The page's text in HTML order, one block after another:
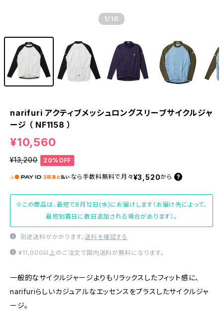
1 /10
narifuri アクティブメッシュロングスリーブサイクルジャ
ージ （ NF1158 ）
¥10,560
¥13,200 20%OFF
なら 手数料無料で 月々¥3,520から
※この商品は、最短で8月12日(水)にお届けします（お届け先によって、
最短到着日に数日追加される場合があります）。
別途送料がかかります。送料を確認する
¥11,000以上のご注文で国内送料が無料になります。
一般的なサイクルジャージよりもリラックスしたフィット感に、
narifuriらしいカジュアルなエッセンスをプラスしたサイクルジャ
ージ。